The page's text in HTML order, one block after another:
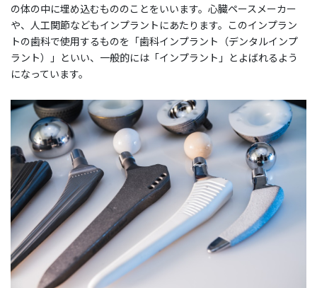
の体の中に埋め込むもののことをいいます。心臓ペースメーカー
や、人工関節などもインプラントにあたります。このインプラン
トの歯科で使用するものを「歯科インプラント（デンタルインプ
ラント）」といい、一般的には「インプラント」とよばれるよう
になっています。